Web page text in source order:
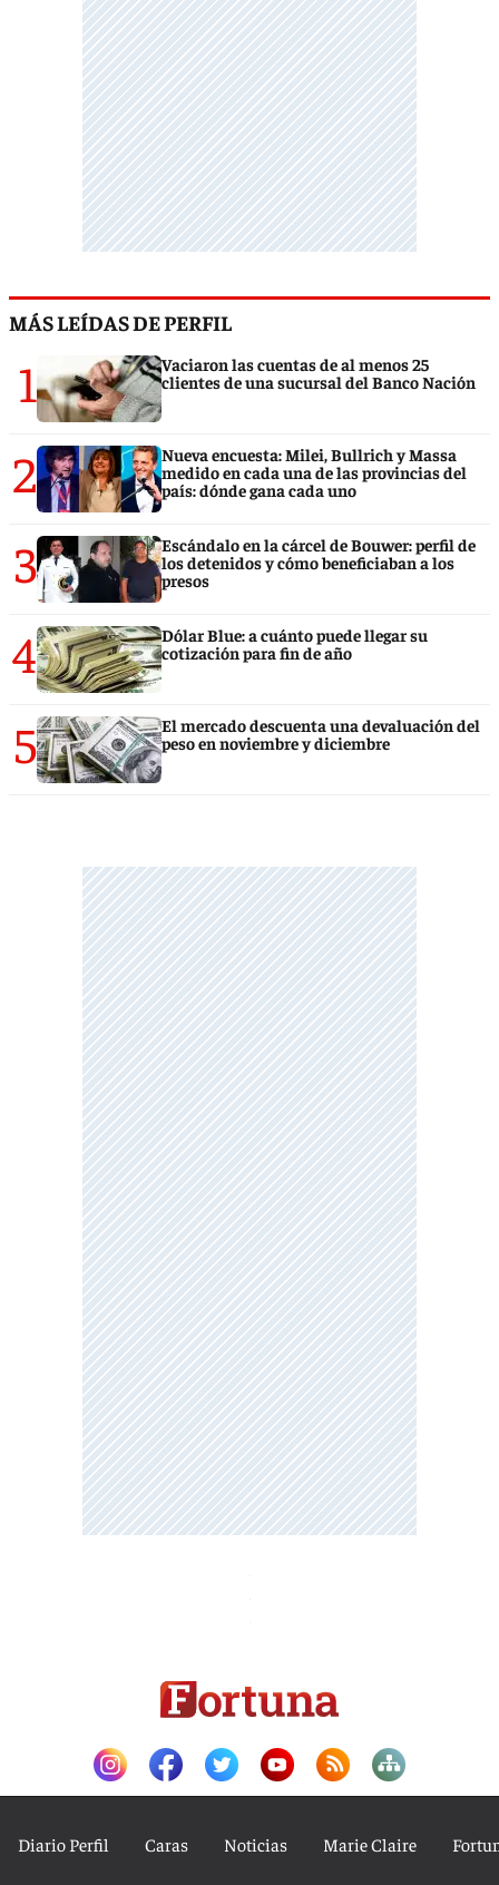
MÁS LEÍDAS DE PERFIL
1
Vaciaron las cuentas de al menos 25
clientes de una sucursal del Banco Nación
2
Nueva encuesta: Milei, Bullrich y Massa
medido en cada una de las provincias del
país: dónde gana cada uno
3
Escándalo en la cárcel de Bouwer: perfil de
los detenidos y cómo beneficiaban a los
presos
4
Dólar Blue: a cuánto puede llegar su
cotización para fin de año
5
El mercado descuenta una devaluación del
peso en noviembre y diciembre
Diario Perfil Caras Noticias Marie Claire